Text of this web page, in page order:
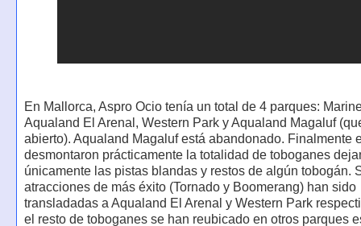
En Mallorca, Aspro Ocio tenía un total de 4 parques:
Aqualand El Arenal, Western Park y Aqualand Magaluf
abierto). Aqualand Magaluf está abandonado. Finalmente
desmontaron prácticamente la totalidad de toboganes
únicamente las pistas blandas y restos de algún tobogán.
atracciones de más éxito (Tornado y Boomerang) han sido
transladadas a Aqualand El Arenal y Western Park
el resto de toboganes se han reubicado en otros parques